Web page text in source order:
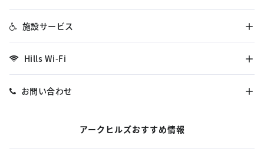
施設サービス
Hills Wi-Fi
お問い合わせ
アークヒルズおすすめ情報